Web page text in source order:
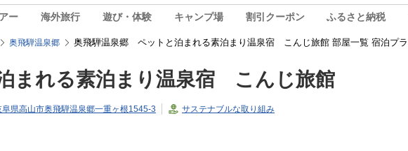
ー 海外旅行 遊び・体験 キャンプ場 割引クーポン ふるさと納税
奥飛騨温泉郷 奥飛騨温泉郷 ペットと泊まれる素泊まり温泉宿 こんじ旅館 部屋一覧 宿泊プ
まれる素泊まり温泉宿 こんじ旅館
県高山市奥飛騨温泉郷一重ヶ根1545-3 サステナブルな取り組み